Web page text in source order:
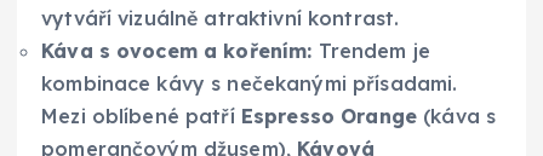
vytváří vizuálně atraktivní kontrast.
Káva s ovocem a kořením: Trendem je
kombinace kávy s nečekanými přísadami.
Mezi oblíbené patří Espresso Orange (káva s
pomerančovým džusem), Kávová